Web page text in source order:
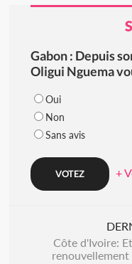
Gabon : Depuis
Oligui Nguema
Oui
Non
Sans avis
+
Côte d'Ivoire:
renouvellement